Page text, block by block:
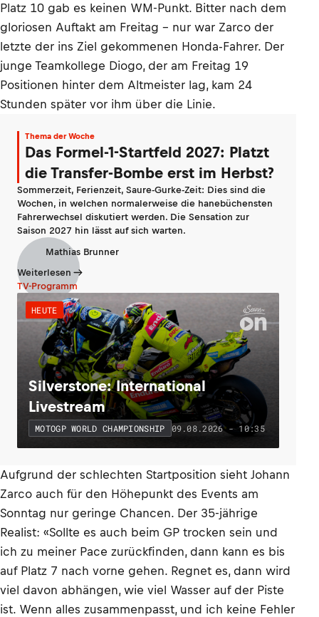
Platz 10 gab es keinen WM-Punkt. Bitter nach dem
gloriosen Auftakt am Freitag – nur war Zarco der
letzte der ins Ziel gekommenen Honda-Fahrer. Der
junge Teamkollege Diogo, der am Freitag 19
Positionen hinter dem Altmeister lag, kam 24
Stunden später vor ihm über die Linie.
Thema der Woche
Das Formel-1-Startfeld 2027: Platzt
die Transfer-Bombe erst im Herbst?
Sommerzeit, Ferienzeit, Saure-Gurke-Zeit: Dies sind die
Wochen, in welchen normalerweise die hanebüchensten
Fahrerwechsel diskutiert werden. Die Sensation zur
Saison 2027 hin lässt auf sich warten.
Mathias Brunner
Weiterlesen
TV-Programm
HEUTE
Silverstone: International
Livestream
MOTOGP WORLD CHAMPIONSHIP 09.08.2026 - 10:35
Aufgrund der schlechten Startposition sieht Johann
Zarco auch für den Höhepunkt des Events am
Sonntag nur geringe Chancen. Der 35-jährige
Realist: «Sollte es auch beim GP trocken sein und
ich zu meiner Pace zurückfinden, dann kann es bis
auf Platz 7 nach vorne gehen. Regnet es, dann wird
viel davon abhängen, wie viel Wasser auf der Piste
ist. Wenn alles zusammenpasst, und ich keine Fehler